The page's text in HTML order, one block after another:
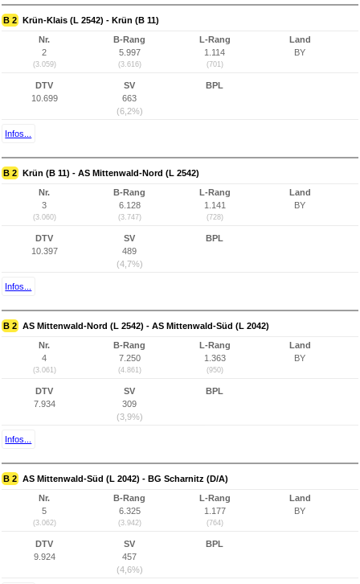
B 2 Krün-Klais (L 2542) - Krün (B 11)
Nr.
2
(3.059)
B-Rang
5.997
(3.616)
L-Rang
1.114
(701)
Land
BY
DTV
10.699
SV
663
(6,2%)
BPL
Infos...
B 2 Krün (B 11) - AS Mittenwald-Nord (L 2542)
Nr.
3
(3.060)
B-Rang
6.128
(3.747)
L-Rang
1.141
(728)
Land
BY
DTV
10.397
SV
489
(4,7%)
BPL
Infos...
B 2 AS Mittenwald-Nord (L 2542) - AS Mittenwald-Süd (L 2042)
Nr.
4
(3.061)
B-Rang
7.250
(4.861)
L-Rang
1.363
(950)
Land
BY
DTV
7.934
SV
309
(3,9%)
BPL
Infos...
B 2 AS Mittenwald-Süd (L 2042) - BG Scharnitz (D/A)
Nr.
5
(3.062)
B-Rang
6.325
(3.942)
L-Rang
1.177
(764)
Land
BY
DTV
9.924
SV
457
(4,6%)
BPL